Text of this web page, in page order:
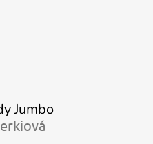
Jumbo
5 z 5 hvězdiček.